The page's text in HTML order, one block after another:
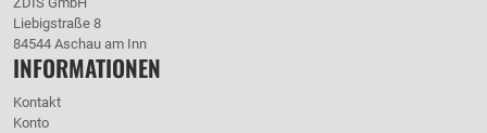
Liebigstraße 8
84544 Aschau am Inn
INFORMATIONEN
Kontakt
Konto